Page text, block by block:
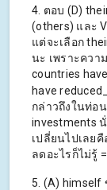
4. ตอบ (D)
(others) และ
แต่จะเลือก
นะ เพราะควา
countries
have
กล่าวถึงในท่อ
investments
เปลี่ยนไปเลย
ลดอะไรก็ไม่รู้
5. (A)